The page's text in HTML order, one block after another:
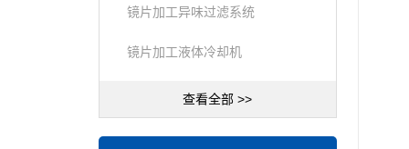
镜片加工异味过滤系统
镜片加工液体冷却机
查看全部 >>